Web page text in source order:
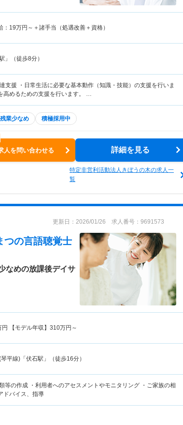
： 19万円～ ＋諸手当（処遇改善＋資格）
」（徒歩8分）
支援 ・日常生活に必要な基本動作（知識・技能）の支援を行いま
高めるための支援を行います。 …
残業少なめ 積極採用中
人を問い合わせる 詳細を見る
特定非営利活動法人きぼうの木の求人一
覧
更新日：2026/01/26 求人番号：9691573
つの言語聴覚士
なめの放課後デイサ
円 【モデル年収】 310万円～
平線)「伏石駅」（徒歩16分）
等の作成 ・利用者へのアセスメントやモニタリング ・ご家族の相
ドバイス、指導